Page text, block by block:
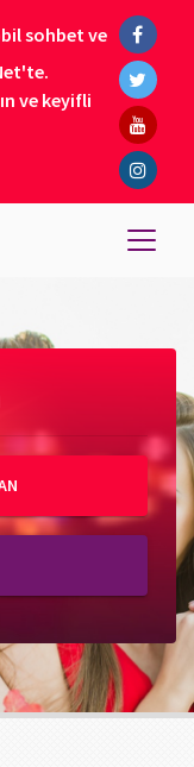
sohbet ve
ve keyifli